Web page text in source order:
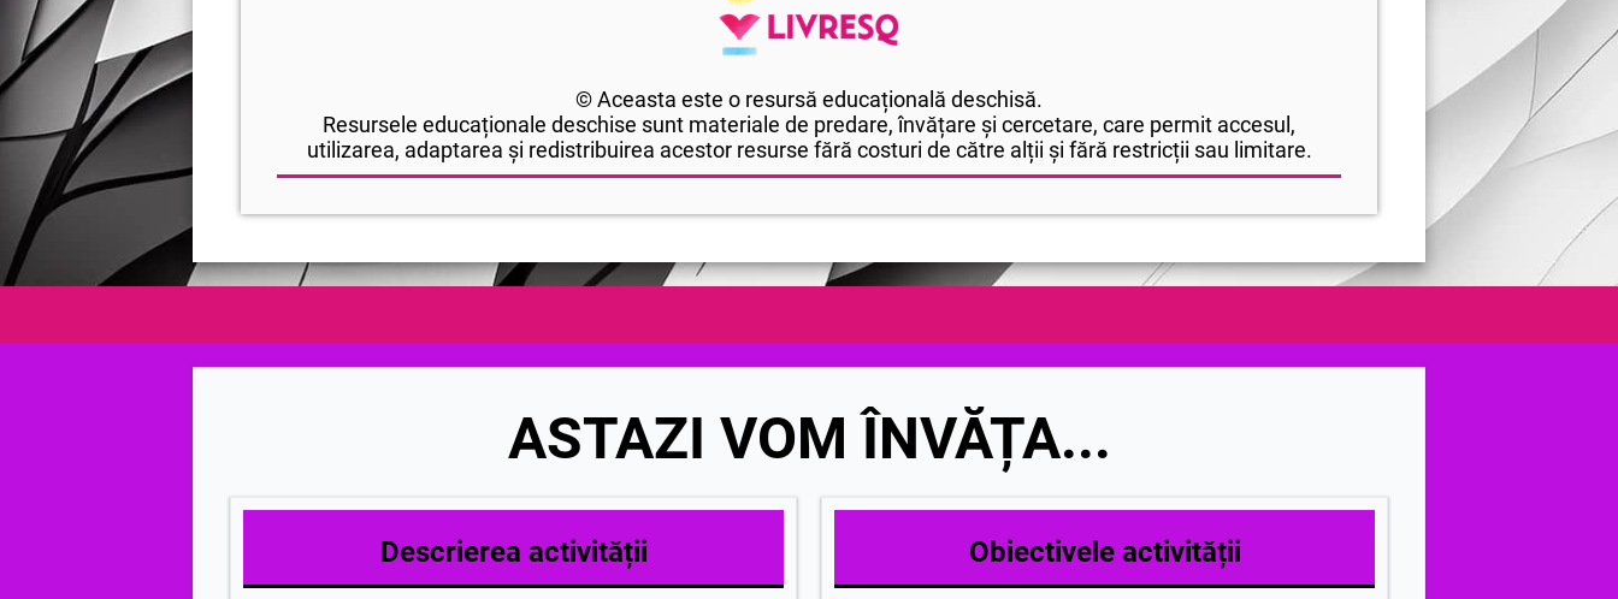
© Aceasta este o resursă educațională deschisă.
Resursele educaționale deschise sunt materiale de predare, învățare și cercetare, care permit accesul,
utilizarea, adaptarea și redistribuirea acestor resurse fără costuri de către alții și fără restricții sau limitare.
ASTAZI VOM ÎNVĂȚA...
Descrierea activității Obiectivele activității